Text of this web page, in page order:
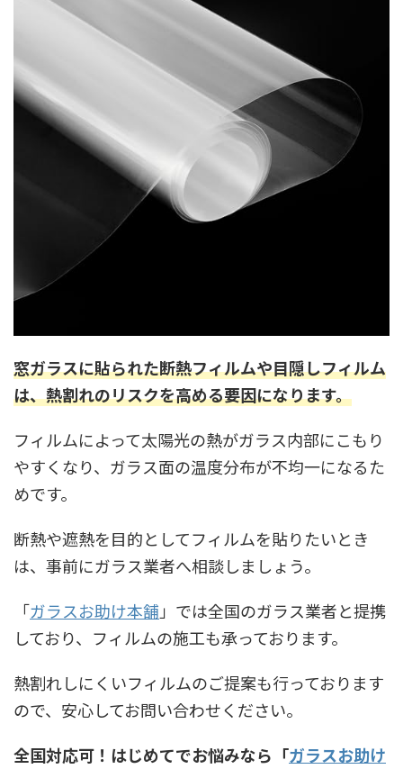
窓ガラスに貼られた断熱フィルムや目隠しフィルム
は、熱割れのリスクを高める要因になります。
フィルムによって太陽光の熱がガラス内部にこもり
やすくなり、ガラス面の温度分布が不均一になるた
めです。
断熱や遮熱を目的としてフィルムを貼りたいとき
は、事前にガラス業者へ相談しましょう。
「ガラスお助け本舗」では全国のガラス業者と提携
しており、フィルムの施工も承っております。
熱割れしにくいフィルムのご提案も行っております
ので、安心してお問い合わせください。
全国対応可！はじめてでお悩みなら「ガラスお助け